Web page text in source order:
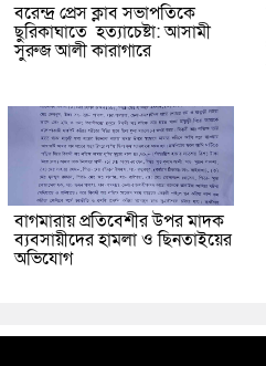
বরেন্দ্র প্রেস ক্লাব সভাপতিকে
ছুরিকাঘাতে হত্যাচেষ্টা: আসামী
সুরুজ আলী কারাগারে
বাগমারায় প্রতিবেশীর উপর মাদক
ব্যবসায়ীদের হামলা ও ছিনতাইয়ের
অভিযোগ